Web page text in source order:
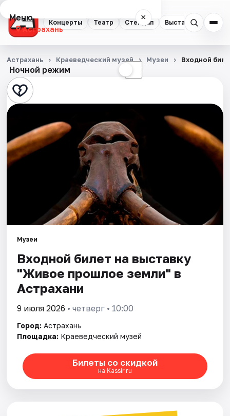
Концерты Театр Стендап Выставки
Меню ×
Астрахань
Концерты
Театр
Стендап
Выставки
Квесты
События
Города
Площадки
Артисты
Рейтинги
Ночной режим ☾
Астрахань Краеведческий музей Музеи Входной
Музеи
Входной билет на выставку
"Живое прошлое земли" в
Астрахани
9 июля 2026 • четверг • 10:00
Город: Астрахань
Площадка: Краеведческий музей
Билеты со скидкой
на Kassir.ru